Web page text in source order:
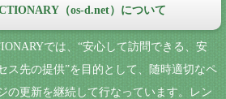
（os-d.net）について
では、“安心して訪問できる、安
ス先の提供”を目的として、随時適切なペ
の更新を継続して行なっています。レン